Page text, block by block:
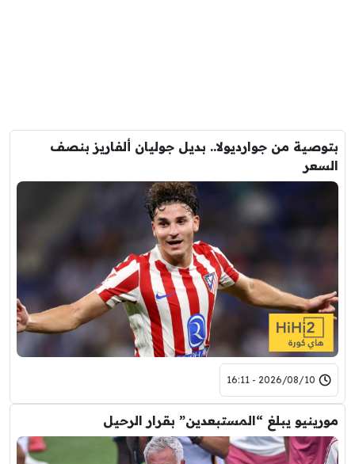
بتوصية من جوارديولا.. بديل جوليان ألفاريز بنصف
السعر
2026/08/10 - 16:11
مورينيو يبلغ “المستبعدين” بقرار الرحيل